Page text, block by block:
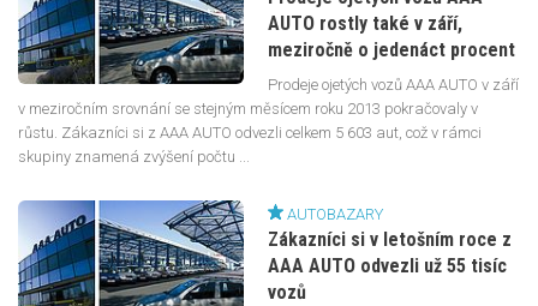
AUTO rostly také v září,
meziročně o jedenáct procent
Prodeje ojetých vozů AAA AUTO v září
v meziročním srovnání se stejným měsícem roku 2013 pokračovaly v
růstu. Zákazníci si z AAA AUTO odvezli celkem 5 603 aut, což v rámci
skupiny znamená zvýšení počtu ...
AUTOBAZARY
Zákazníci si v letošním roce z
AAA AUTO odvezli už 55 tisíc
vozů